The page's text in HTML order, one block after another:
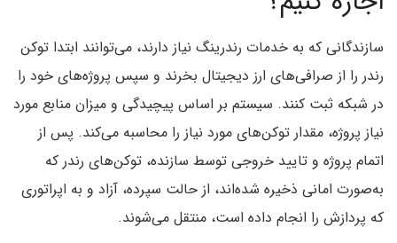
سازندگانی که به خدمات رندرینگ نیاز دارند، می‌توانند ابتدا توکن
رندر را از صرافی‌های ارز دیجیتال بخرند و سپس پروژه‌های خود را
در شبکه ثبت کنند. سیستم بر اساس پیچیدگی و میزان منابع مورد
نیاز پروژه، مقدار توکن‌های مورد نیاز را محاسبه می‌کند. پس از
اتمام پروژه و تایید خروجی توسط سازنده، توکن‌های رندر که
به‌صورت امانی ذخیره شده‌اند، از حالت سپرده، آزاد و به اپراتوری
که پردازش را انجام داده است، منتقل می‌شوند.